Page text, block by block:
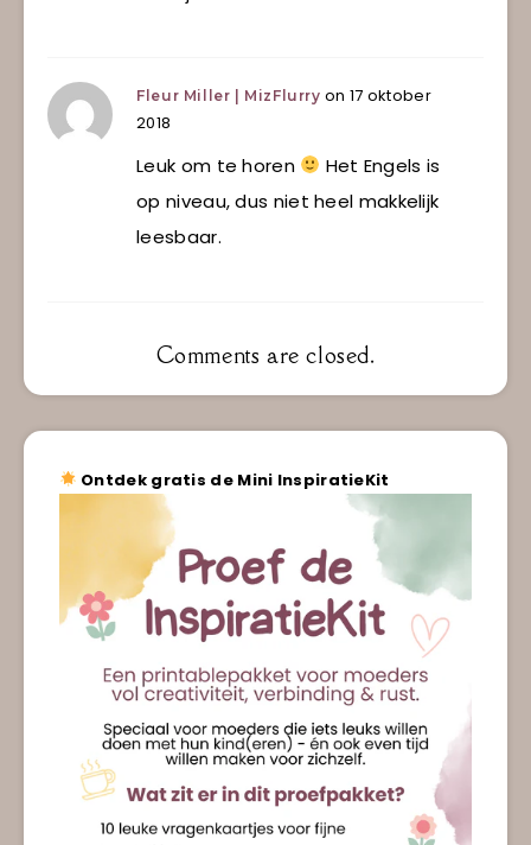
Fleur Miller | MizFlurry on 17 oktober
2018
Leuk om te horen
Het Engels is
op niveau, dus niet heel makkelijk
leesbaar.
Comments are closed.
Ontdek gratis de Mini InspiratieKit